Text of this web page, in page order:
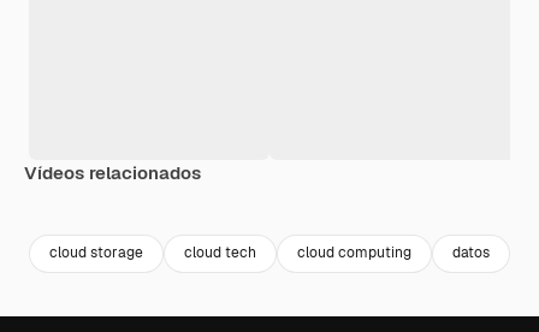
Vídeos relacionados
cloud storage cloud tech cloud computing datos